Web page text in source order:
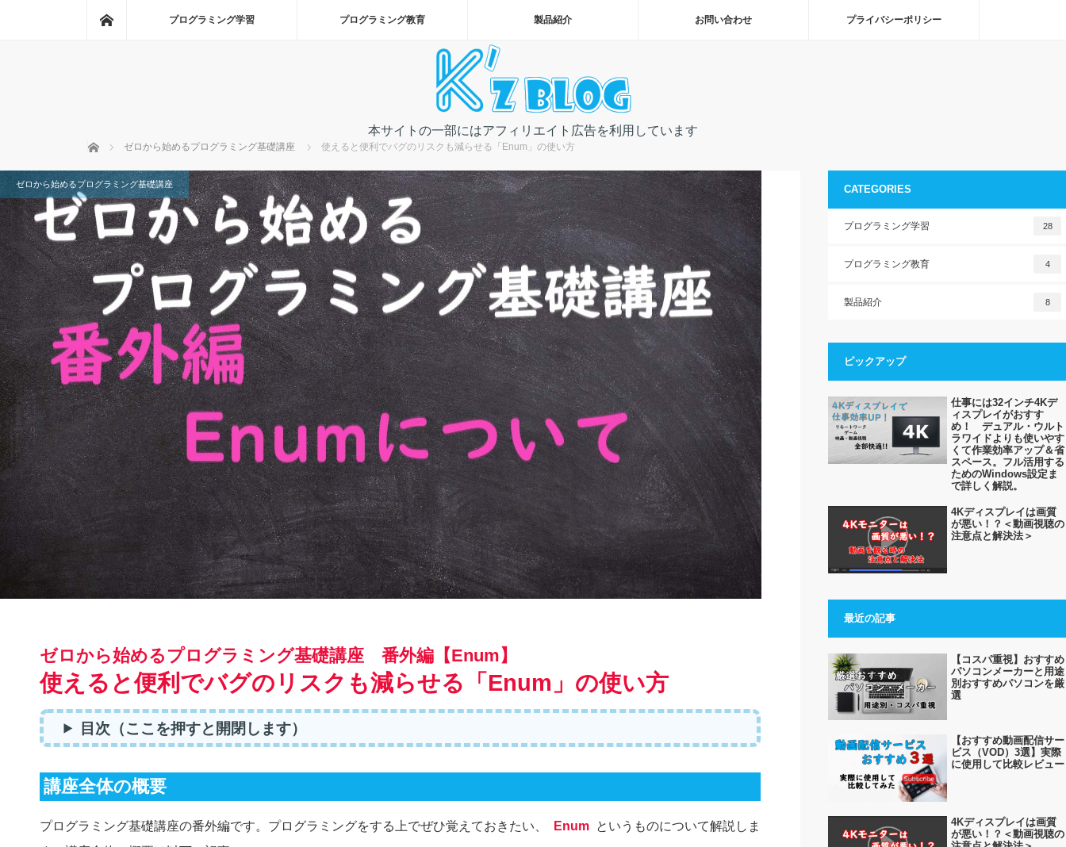
プログラミング学習 プログラミング教育 製品紹介 お問い合わせ プライバシーポリシー
本サイトの一部にはアフィリエイト広告を利用しています
ホーム ゼロから始めるプログラミング基礎講座 使えると便利でバグのリスクも減らせる「Enum」の使い方
ゼロから始めるプログラミング基礎講座
使えると便利でバグのリスクも減らせる「Enum」の使い方
目次（ここを押すと開閉します）
講座全体の概要
プログラミング基礎講座の番外編です。プログラミングをする上でぜひ覚えておきたい、 Enum というものについて解説しま
CATEGORIES
プログラミング学習 28
プログラミング教育 4
製品紹介 8
ピックアップ
仕事には32インチ4Kデ
ィスプレイがおすす
め！ デュアル・ウルト
ラワイドよりも使いやす
くて作業効率アップ＆省
スペース。フル活用する
ためのWindows設定ま
で詳しく解説。
4Kディスプレイは画質
が悪い！？＜動画視聴の
注意点と解決法＞
最近の記事
【コスパ重視】おすすめ
パソコンメーカーと用途
別おすすめパソコンを厳
選
【おすすめ動画配信サー
ビス（VOD）3選】実際
に使用して比較レビュー
4Kディスプレイは画質
が悪い！？＜動画視聴の